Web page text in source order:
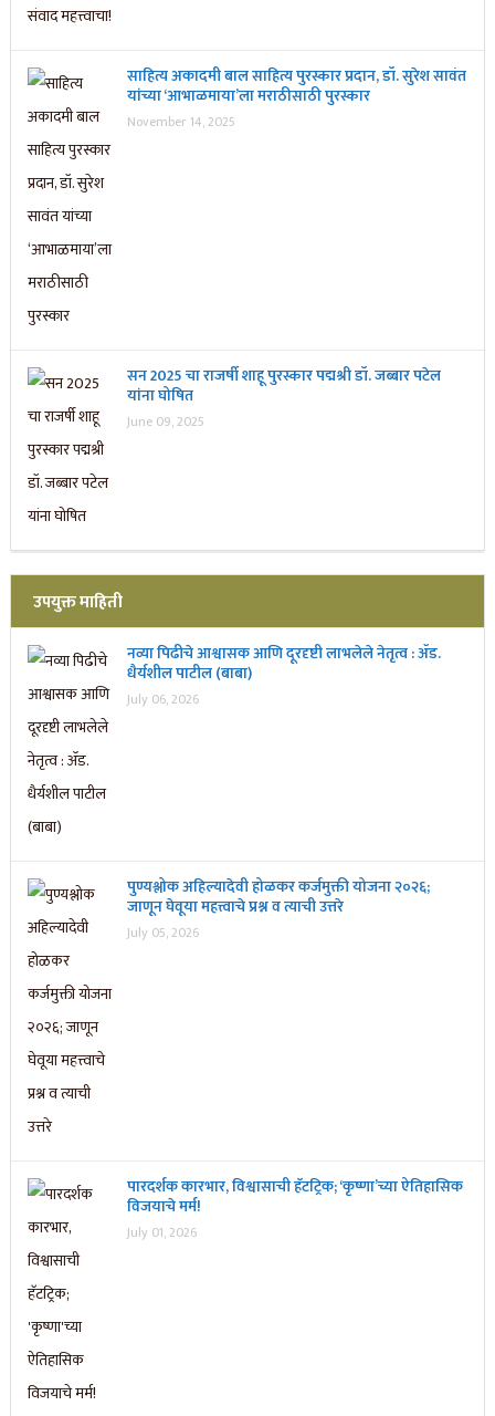
साहित्य अकादमी बाल साहित्य पुरस्कार प्रदान, डॉ. सुरेश सावंत
यांच्या ‘आभाळमाया’ला मराठीसाठी पुरस्कार
November 14, 2025
सन 2025 चा राजर्षी शाहू पुरस्कार प‌द्मश्री डॉ. जब्बार पटेल
यांना घोषित
June 09, 2025
उपयुक्त माहिती
नव्या पिढीचे आश्वासक आणि दूरदृष्टी लाभलेले नेतृत्व : ॲड.
धैर्यशील पाटील (बाबा)
July 06, 2026
पुण्यश्लोक अहिल्यादेवी होळकर कर्जमुक्ती योजना २०२६;
जाणून घेवूया महत्त्वाचे प्रश्न व त्याची उत्तरे
July 05, 2026
पारदर्शक कारभार, विश्वासाची हॅटट्रिक; ‘कृष्णा’च्या ऐतिहासिक
विजयाचे मर्म!
July 01, 2026